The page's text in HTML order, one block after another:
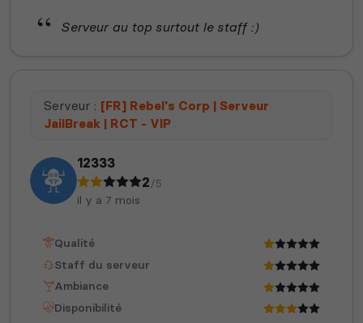
Serveur au top surtout le staff :)
Serveur : [FR] Rebel's Corp | Serveur
JailBreak | RCT - VIP
12333
2/5
il y a 7 mois
Qualité
Staff du serveur
Ambiance
Disponibilité